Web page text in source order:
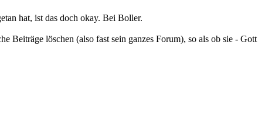
hat, ist das doch okay. Bei Boller.
Beiträge löschen (also fast sein ganzes Forum), so als ob sie -